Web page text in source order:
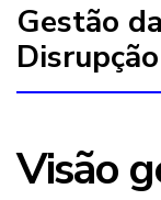
Gestão
Disrupção
Visão